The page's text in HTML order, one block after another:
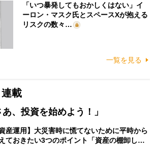
「いつ暴発してもおかしくはない」イ
ーロン・マスク氏とスペースXが抱える
リスクの数々…
一覧を見る
載
、投資を始めよう！」
資産運用】大災害時に慌てないために平時から
ておきたい3つのポイント「資産の棚卸し…